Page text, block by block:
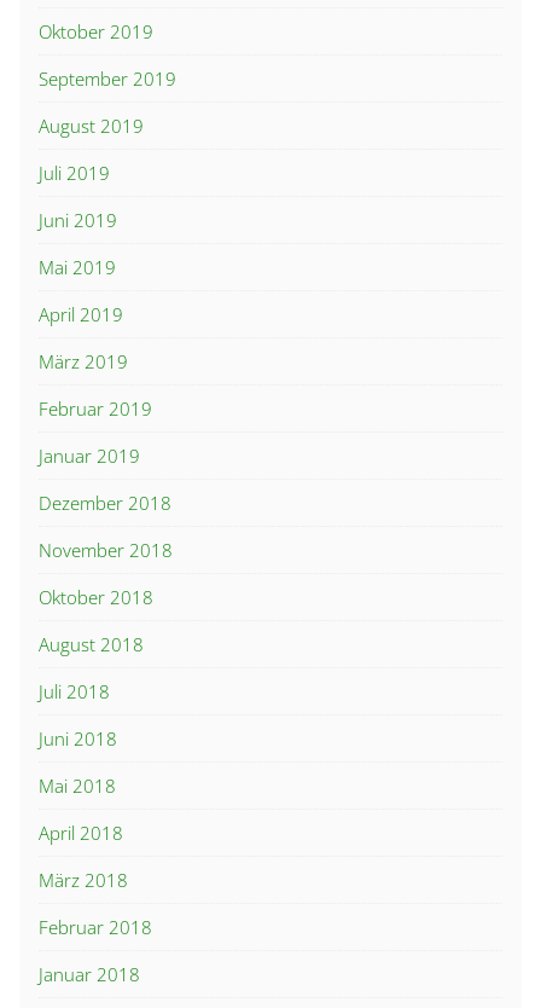
Oktober 2019
September 2019
August 2019
Juli 2019
Juni 2019
Mai 2019
April 2019
März 2019
Februar 2019
Januar 2019
Dezember 2018
November 2018
Oktober 2018
August 2018
Juli 2018
Juni 2018
Mai 2018
April 2018
März 2018
Februar 2018
Januar 2018